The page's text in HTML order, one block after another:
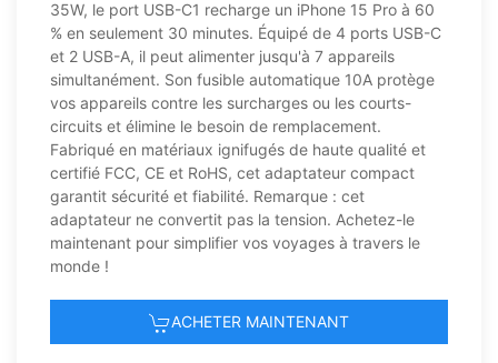
35W, le port USB-C1 recharge un iPhone 15 Pro à 60
% en seulement 30 minutes. Équipé de 4 ports USB-C
et 2 USB-A, il peut alimenter jusqu'à 7 appareils
simultanément. Son fusible automatique 10A protège
vos appareils contre les surcharges ou les courts-
circuits et élimine le besoin de remplacement.
Fabriqué en matériaux ignifugés de haute qualité et
certifié FCC, CE et RoHS, cet adaptateur compact
garantit sécurité et fiabilité. Remarque : cet
adaptateur ne convertit pas la tension. Achetez-le
maintenant pour simplifier vos voyages à travers le
monde !
ACHETER MAINTENANT